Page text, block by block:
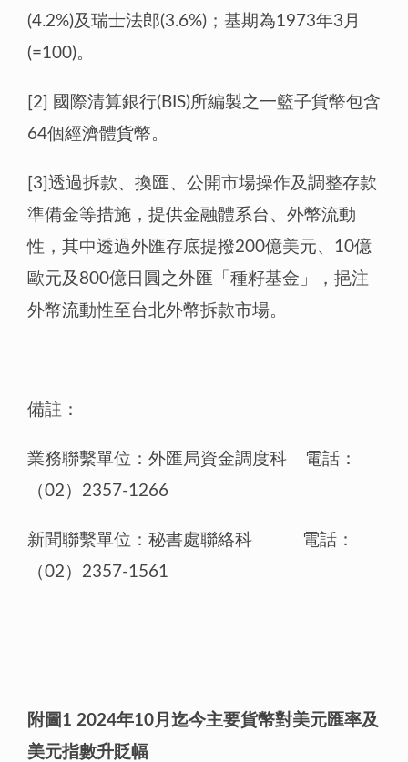
(4.2%)及瑞士法郎(3.6%)；基期為1973年3月
(=100)。
[2] 國際清算銀行(BIS)所編製之一籃子貨幣包含
64個經濟體貨幣。
[3]透過拆款、換匯、公開市場操作及調整存款
準備金等措施，提供金融體系台、外幣流動
性，其中透過外匯存底提撥200億美元、10億
歐元及800億日圓之外匯「種籽基金」，挹注
外幣流動性至台北外幣拆款市場。
備註：
業務聯繫單位：外匯局資金調度科 電話：
（02）2357-1266
新聞聯繫單位：秘書處聯絡科 電話：
（02）2357-1561
附圖1 2024年10月迄今主要貨幣對美元匯率及
美元指數升貶幅